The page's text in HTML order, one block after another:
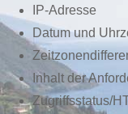
IP-Adresse
Datum und
Inhalt der
Zugriffsstatus/